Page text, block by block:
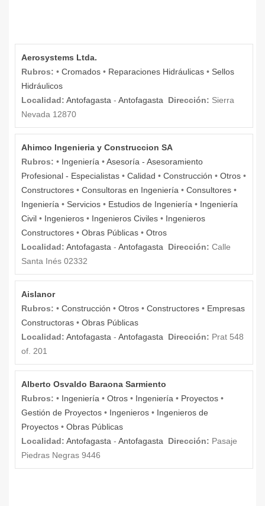
Aerosystems Ltda.
Rubros: • Cromados • Reparaciones Hidráulicas • Sellos
Hidráulicos
Localidad: Antofagasta - Antofagasta Dirección: Sierra
Nevada 12870
Ahimco Ingenieria y Construccion SA
Rubros: • Ingeniería •Asesoría - Asesoramiento
Profesional - Especialistas • Calidad • Construcción • Otros •
Constructores • Consultoras en Ingeniería • Consultores •
Ingeniería • Servicios • Estudios de Ingeniería • Ingeniería
Civil • Ingenieros • Ingenieros Civiles • Ingenieros
Constructores • Obras Públicas • Otros
Localidad: Antofagasta - Antofagasta Dirección: Calle
Santa Inés 02332
Aislanor
Rubros: • Construcción • Otros • Constructores • Empresas
Constructoras • Obras Públicas
Localidad: Antofagasta - Antofagasta Dirección: Prat 548
of. 201
Alberto Osvaldo Baraona Sarmiento
Rubros: • Ingeniería • Otros • Ingeniería • Proyectos •
Gestión de Proyectos • Ingenieros • Ingenieros de
Proyectos • Obras Públicas
Localidad: Antofagasta - Antofagasta Dirección: Pasaje
Piedras Negras 9446